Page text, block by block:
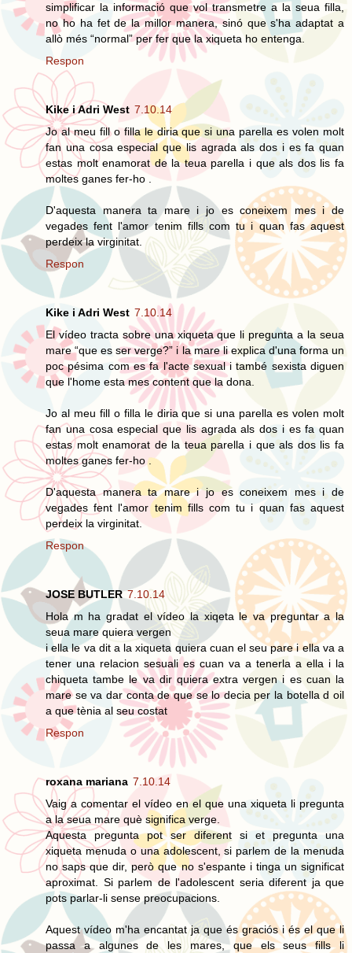
simplificar la informació que vol transmetre a la seua filla,
no ho ha fet de la millor manera, sinó que s'ha adaptat a
allò més “normal” per fer que la xiqueta ho entenga.
Respon
Kike i Adri West 7.10.14
Jo al meu fill o filla le diria que si una parella es volen molt
fan una cosa especial que lis agrada als dos i es fa quan
estas molt enamorat de la teua parella i que als dos lis fa
moltes ganes fer-ho .
D'aquesta manera ta mare i jo es coneixem mes i de
vegades fent l'amor tenim fills com tu i quan fas aquest
perdeix la virginitat.
Respon
Kike i Adri West 7.10.14
El vídeo tracta sobre una xiqueta que li pregunta a la seua
mare “que es ser verge?” i la mare li explica d'una forma un
poc pésima com es fa l'acte sexual i també sexista diguen
que l'home esta mes content que la dona.
Jo al meu fill o filla le diria que si una parella es volen molt
fan una cosa especial que lis agrada als dos i es fa quan
estas molt enamorat de la teua parella i que als dos lis fa
moltes ganes fer-ho .
D'aquesta manera ta mare i jo es coneixem mes i de
vegades fent l'amor tenim fills com tu i quan fas aquest
perdeix la virginitat.
Respon
JOSE BUTLER 7.10.14
Hola m ha gradat el vídeo la xiqeta le va preguntar a la
seua mare quiera vergen
i ella le va dit a la xiqueta quiera cuan el seu pare i ella va a
tener una relacion sesuali es cuan va a tenerla a ella i la
chiqueta tambe le va dir quiera extra vergen i es cuan la
mare se va dar conta de que se lo decia per la botella d oil
a que tènia al seu costat
Respon
roxana mariana 7.10.14
Vaig a comentar el vídeo en el que una xiqueta li pregunta
a la seua mare què significa verge.
Aquesta pregunta pot ser diferent si et pregunta una
xiqueta menuda o una adolescent, si parlem de la menuda
no saps que dir, però que no s'espante i tinga un significat
aproximat. Si parlem de l'adolescent seria diferent ja que
pots parlar-li sense preocupacions.
Aquest vídeo m'ha encantat ja que és graciós i és el que li
passa a algunes de les mares, que els seus fills li